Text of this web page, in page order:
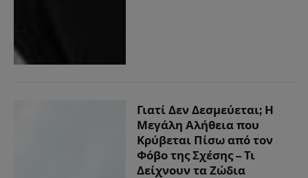
Γιατί Δεν Δεσμεύεται; Η
Μεγάλη Αλήθεια που
Κρύβεται Πίσω από τον
Φόβο της Σχέσης – Τι
Δείχνουν τα Ζώδια